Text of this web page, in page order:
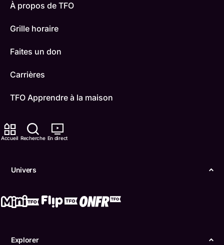
Accueil Recherche En direct
Univers
Explorer
À propos de TFO
Grille horaire
Faites un don
Carrières
TFO Apprendre à la maison
Comment nous capter
ONFR
Conditions d'utilisation